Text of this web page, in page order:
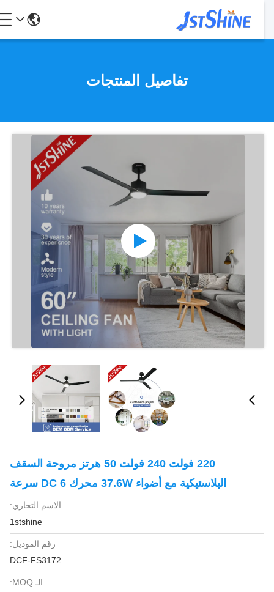
تفاصيل المنتجات
220 فولت 240 فولت 50 هرتز مروحة السقف
البلاستيكية مع أضواء 37.6W محرك DC 6 سرعة
الاسم التجاري:
1stshine
رقم الموديل:
DCF-FS3172
الـ MOQ: